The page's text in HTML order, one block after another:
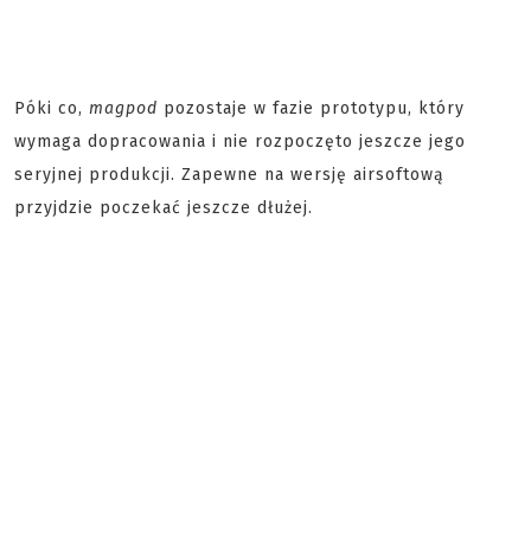
Póki co, magpod pozostaje w fazie prototypu, który
wymaga dopracowania i nie rozpoczęto jeszcze jego
seryjnej produkcji. Zapewne na wersję airsoftową
przyjdzie poczekać jeszcze dłużej.